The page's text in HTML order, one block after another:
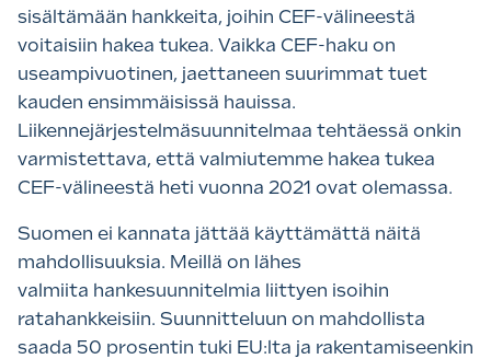
sisältämään hankkeita, joihin CEF-välineestä
voitaisiin hakea tukea. Vaikka CEF-haku on
useampivuotinen, jaettaneen suurimmat tuet
kauden ensimmäisissä hauissa.
Liikennejärjestelmäsuunnitelmaa tehtäessä onkin
varmistettava, että valmiutemme hakea tukea
CEF-välineestä heti vuonna 2021 ovat olemassa.
Suomen ei kannata jättää käyttämättä näitä
mahdollisuuksia. Meillä on lähes
valmiita hankesuunnitelmia liittyen isoihin
ratahankkeisiin. Suunnitteluun on mahdollista
saada 50 prosentin tuki EU:lta ja rakentamiseenkin